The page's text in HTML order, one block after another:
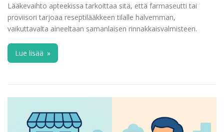
Lääkevaihto apteekissa tarkoittaa sitä, että farmaseutti tai
proviisori tarjoaa reseptilääkkeen tilalle halvemman,
vaikuttavalta aineeltaan samanlaisen rinnakkaisvalmisteen.
Lue lisää »